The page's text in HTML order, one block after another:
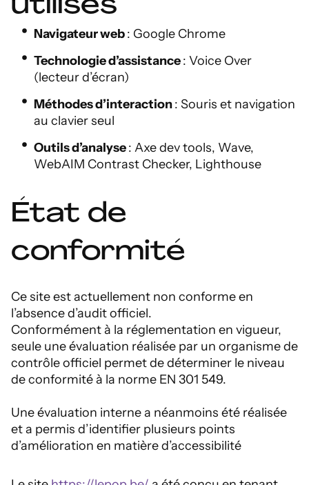
utilisés
Navigateur web: Google Chrome
Technologie d’assistance: Voice Over
(lecteur d’écran)
Méthodes d’interaction: Souris et navigation
au clavier seul
Outils d’analyse: Axe dev tools, Wave,
WebAIM Contrast Checker, Lighthouse
État de
conformité
Ce site est actuellement non conforme en
l’absence d’audit officiel.
Conformément à la réglementation en vigueur,
seule une évaluation réalisée par un organisme de
contrôle officiel permet de déterminer le niveau
de conformité à la norme EN 301 549.
Une évaluation interne a néanmoins été réalisée
et a permis d’identifier plusieurs points
d’amélioration en matière d’accessibilité